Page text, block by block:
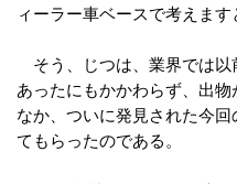
ィーラー車ベースで考えま
そう、じつは、業界では
あったにもかかわらず、出
なか、ついに発見された今
てもらったのである。